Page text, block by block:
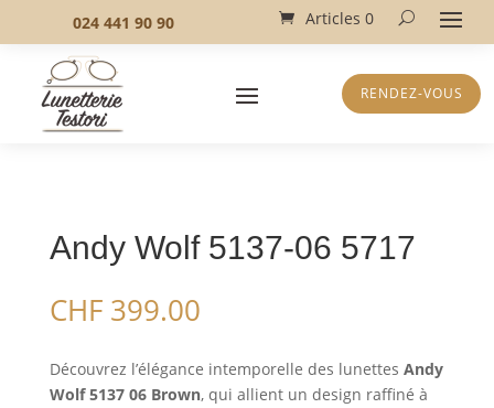
024 441 90 90 Articles 0
RENDEZ-VOUS
Andy Wolf 5137-06 5717
CHF399.00
Découvrez l’élégance intemporelle des lunettes Andy
Wolf 5137 06 Brown, qui allient un design raffiné à